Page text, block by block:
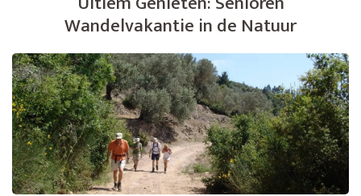
op
50+
Wandelvakantie in de Natuur